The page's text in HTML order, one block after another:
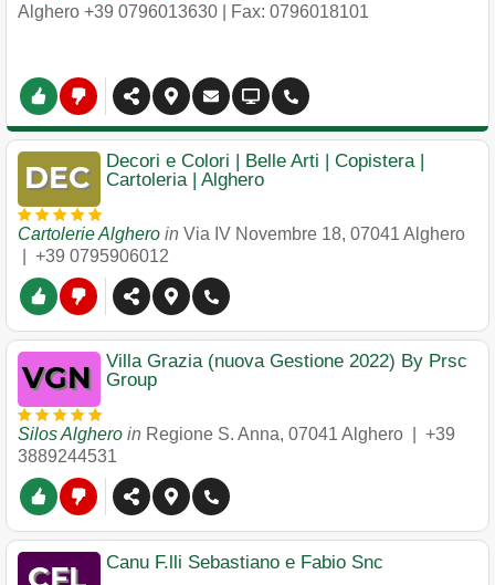
Alghero +39 0796013630 | Fax: 0796018101
Decori e Colori | Belle Arti | Copistera |
Cartoleria | Alghero
Cartolerie Alghero in Via IV Novembre 18, 07041 Alghero
+39 0795906012
Villa Grazia (nuova Gestione 2022) By Prsc
Group
Silos Alghero in Regione S. Anna, 07041 Alghero
+39
3889244531
Canu F.lli Sebastiano e Fabio Snc